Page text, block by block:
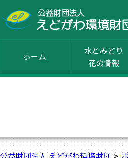
ホーム
水とみどり
花の情報
公益財団法人 えどがわ環境財団